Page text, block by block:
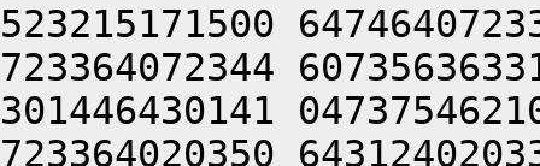
523215171500
723364072344
301446430141
723364020350